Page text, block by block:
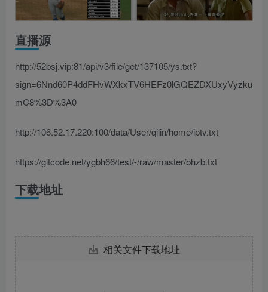
直播源
http://52bsj.vip:81/api/v3/file/get/137105/ys.txt?
sign=6Nnd60P4ddFHvWXkxTV6HEFz0lGQEZDXUxyVyzku
mC8%3D%3A0
http://106.52.17.220:100/data/User/qilin/home/iptv.txt
https://gitcode.net/ygbh66/test/-/raw/master/bhzb.txt
下载地址
相关文件下载地址